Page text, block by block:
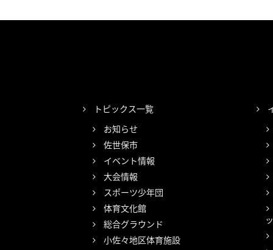
トピックス一覧
お知らせ
佐世保市
イベント情報
大会情報
スポーツ少年団
体育文化館
総合グラウンド
小佐々地区体育施設